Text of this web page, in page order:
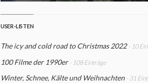
USER-LISTEN
The icy and cold road to Christmas 2022 - 10
100 Filme der 1990er - 108 Einträge
Winter, Schnee, Kälte und Weihnachten - 31